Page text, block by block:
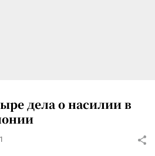
дела о насилии в
1